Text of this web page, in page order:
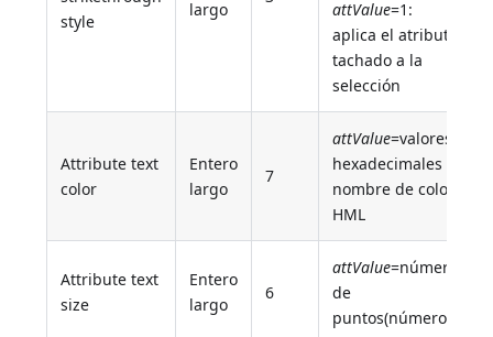
style
largo
attValue=1:
aplica el atributo
tachado a la
selección
Attribute text
color
Entero
largo
7
attValue=valores
hexadecimales o
nombre de color
HML
Attribute text
size
Entero
largo
6
attValue=número
de
puntos(número)